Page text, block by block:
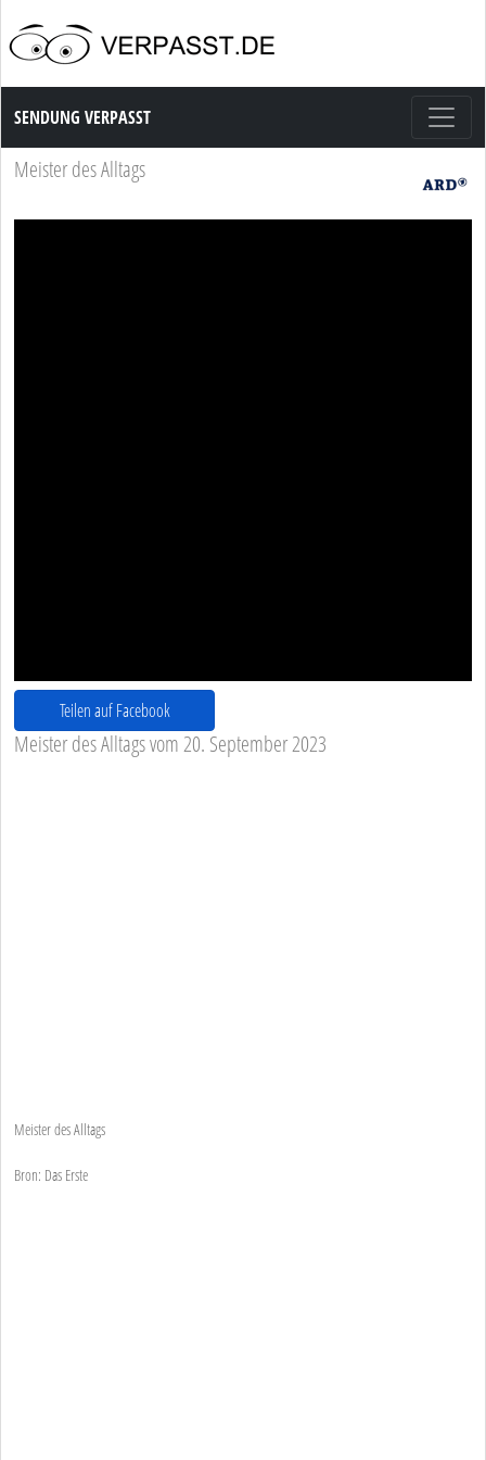
Sendung Verpasst
SENDUNG VERPASST
Meister des Alltags
Teilen auf Facebook
Meister des Alltags vom 20. September 2023
Meister des Alltags
Bron: Das Erste